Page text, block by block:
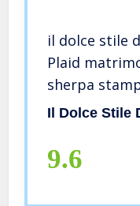
il dolce stile
Plaid
sherpa
e renne
Il Dolce Stile
9.6